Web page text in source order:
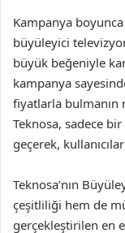
Kampanya
büyüleyici
büyük beğeniyle
kampanya
fiyatlarla bulmanın
Teknosa, sadece
geçerek,
Teknosa’nın
çeşitliliği hem de
gerçekleştirilen en